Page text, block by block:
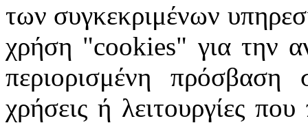
των συγκεκριμένων
χρήση "cookies" για την
περιορισμένη πρόσβαση
χρήσεις ή λειτουργίες